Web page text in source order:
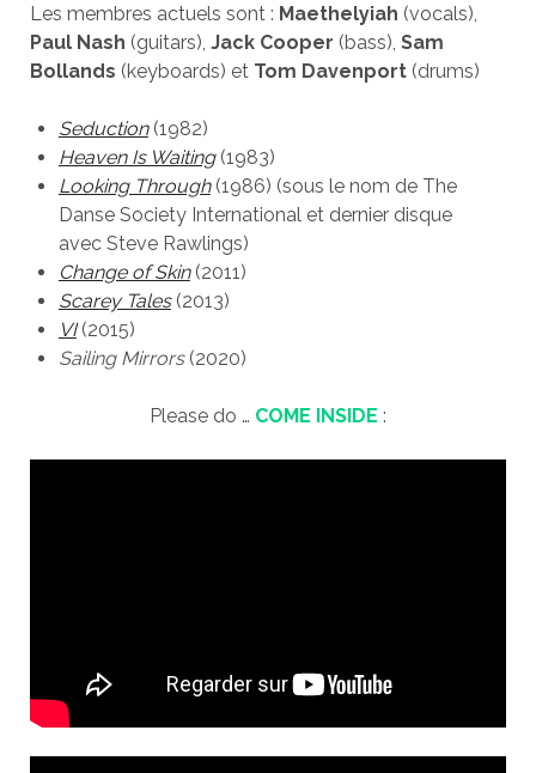
Les membres actuels sont : Maethelyiah (vocals),
Paul Nash (guitars), Jack Cooper (bass), Sam
Bollands (keyboards) et Tom Davenport (drums)
Seduction(1982)
Heaven Is Waiting(1983)
Looking Through(1986) (sous le nom de The
Danse Society International et dernier disque
avec Steve Rawlings)
Change of Skin(2011)
Scarey Tales(2013)
VI(2015)
Sailing Mirrors(2020)
Please do … COME INSIDE :